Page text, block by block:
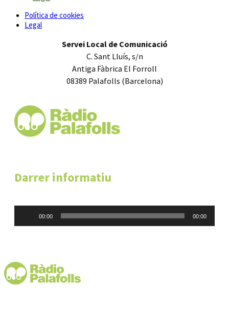
Política de cookies
Legal
Servei Local de Comunicació
C. Sant Lluís, s/n
Antiga Fàbrica El Forroll
08389 Palafolls (Barcelona)
Darrer informatiu
00:00 00:00